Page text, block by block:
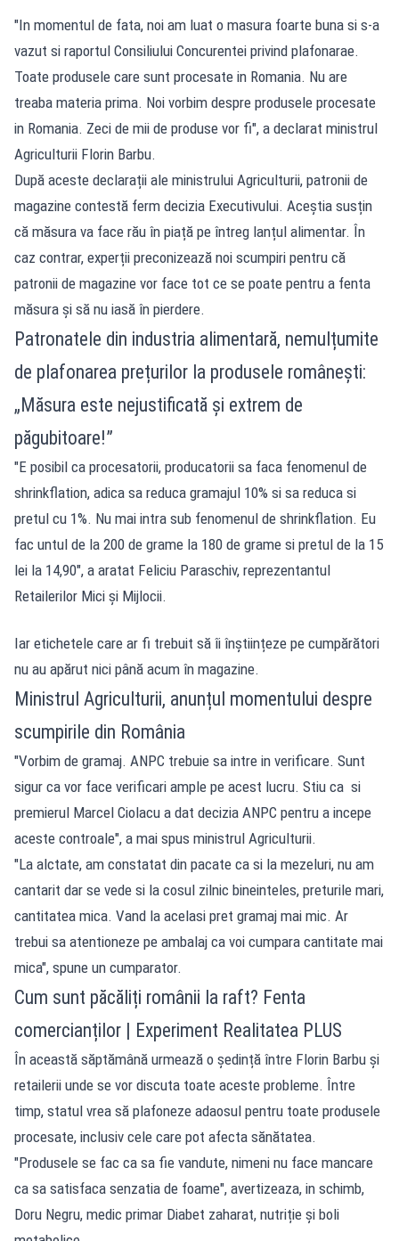
"In momentul de fata, noi am luat o masura foarte buna si s-a
vazut si raportul Consiliului Concurentei privind plafonarae.
Toate produsele care sunt procesate in Romania. Nu are
treaba materia prima. Noi vorbim despre produsele procesate
in Romania. Zeci de mii de produse vor fi", a declarat ministrul
Agriculturii Florin Barbu.
După aceste declarații ale ministrului Agriculturii, patronii de
magazine contestă ferm decizia Executivului. Aceștia susțin
că măsura va face rău în piață pe întreg lanțul alimentar. În
caz contrar, experții preconizează noi scumpiri pentru că
patronii de magazine vor face tot ce se poate pentru a fenta
măsura și să nu iasă în pierdere.
Patronatele din industria alimentară, nemulțumite
de plafonarea prețurilor la produsele românești:
„Măsura este nejustificată şi extrem de
păgubitoare!”
"E posibil ca procesatorii, producatorii sa faca fenomenul de
shrinkflation, adica sa reduca gramajul 10% si sa reduca si
pretul cu 1%. Nu mai intra sub fenomenul de shrinkflation. Eu
fac untul de la 200 de grame la 180 de grame si pretul de la 15
lei la 14,90", a aratat Feliciu Paraschiv, reprezentantul
Retailerilor Mici și Mijlocii.
Iar etichetele care ar fi trebuit să îi înștiințeze pe cumpărători
nu au apărut nici până acum în magazine.
Ministrul Agriculturii, anunțul momentului despre
scumpirile din România
"Vorbim de gramaj. ANPC trebuie sa intre in verificare. Sunt
sigur ca vor face verificari ample pe acest lucru. Stiu ca si
premierul Marcel Ciolacu a dat decizia ANPC pentru a incepe
aceste controale", a mai spus ministrul Agriculturii.
"La alctate, am constatat din pacate ca si la mezeluri, nu am
cantarit dar se vede si la cosul zilnic bineinteles, preturile mari,
cantitatea mica. Vand la acelasi pret gramaj mai mic. Ar
trebui sa atentioneze pe ambalaj ca voi cumpara cantitate mai
mica", spune un cumparator.
Cum sunt păcăliți românii la raft? Fenta
comercianților | Experiment Realitatea PLUS
În această săptămână urmează o ședință între Florin Barbu și
retailerii unde se vor discuta toate aceste probleme. Între
timp, statul vrea să plafoneze adaosul pentru toate produsele
procesate, inclusiv cele care pot afecta sănătatea.
"Produsele se fac ca sa fie vandute, nimeni nu face mancare
ca sa satisfaca senzatia de foame", avertizeaza, in schimb,
Doru Negru, medic primar Diabet zaharat, nutriție și boli